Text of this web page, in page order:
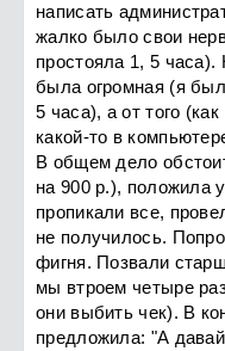
написать
жалко было свои
простояла 1, 5 часа).
была огромная (я
5 часа), а от того
какой-то в
В общем дело
на 900 р.), положила
пропикали все,
не получилось.
фигня. Позвали
мы втроем четыре
они выбить чек). В
предложила: "А